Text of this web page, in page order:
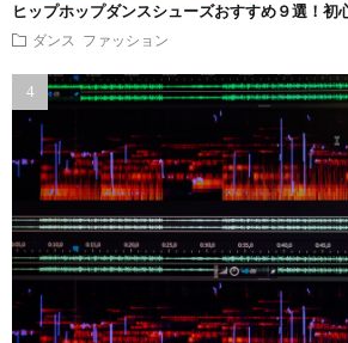
ヒップホップダンスシューズおすすめ９選！初
ダンス ファッション